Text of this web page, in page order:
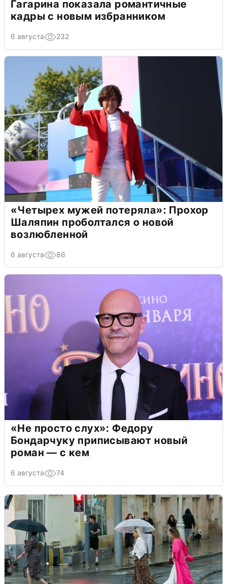
Гагарина показала романтичные
кадры с новым избранником
6 августа 232
«Четырех мужей потеряла»: Прохор
Шаляпин проболтался о новой
возлюбленной
6 августа 86
«Не просто слух»: Федору
Бондарчуку приписывают новый
роман — с кем
6 августа 74